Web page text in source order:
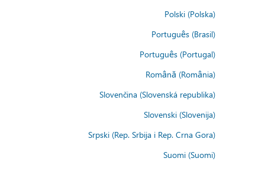
Polski (Polska)
Português (Brasil)
Português (Portugal)
Română (România)
Slovenčina (Slovenská republika)
Slovenski (Slovenija)
Srpski (Rep. Srbija i Rep. Crna Gora)
Suomi (Suomi)